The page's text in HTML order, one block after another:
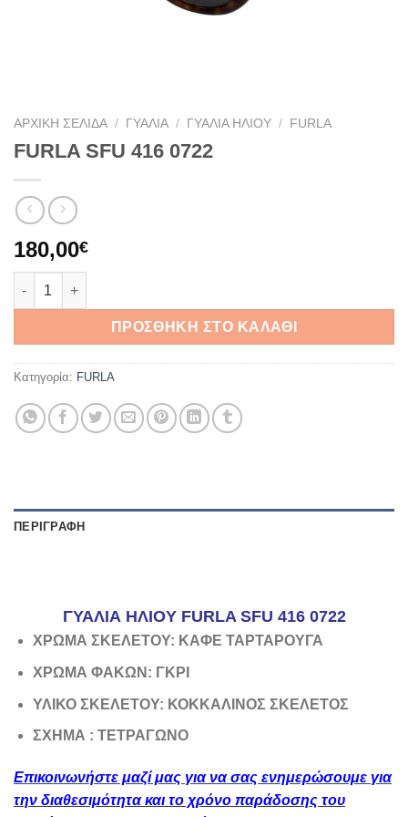
ΑΡΧΙΚΉ ΣΕΛΊΔΑ / ΓΥΑΛΙΆ / ΓΥΑΛΙΆ ΗΛΊΟΥ / FURLA
FURLA SFU 416 0722
180,00€
FURLA SFU 416 0722 ποσότητα
ΠΡΟΣΘΉΚΗ ΣΤΟ ΚΑΛΆΘΙ
Κατηγορία: FURLA
ΠΕΡΙΓΡΑΦΉ
ΓΥΑΛΙΑ ΗΛΙΟΥ FURLA SFU 416 0722
ΧΡΩΜΑ ΣΚΕΛΕΤΟΥ: ΚΑΦΕ ΤΑΡΤΑΡΟΥΓΑ
ΧΡΩΜΑ ΦΑΚΩΝ: ΓΚΡΙ
ΥΛΙΚΟ ΣΚΕΛΕΤΟΥ: ΚΟΚΚΑΛΙΝΟΣ ΣΚΕΛΕΤΟΣ
ΣΧΗΜΑ : ΤΕΤΡΑΓΩΝΟ
Επικοινωνήστε μαζί μας για να σας ενημερώσουμε για
την διαθεσιμότητα και το χρόνο παράδοσης του